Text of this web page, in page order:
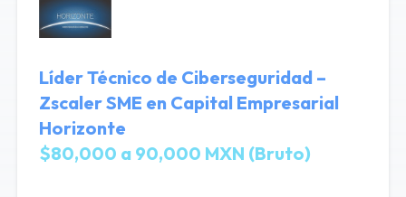
Líder Técnico de Ciberseguridad –
Zscaler SME en Capital Empresarial
Horizonte
$80,000 a 90,000 MXN (Bruto)